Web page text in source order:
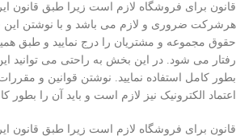
قانون برای فروشگاه لازم است زیرا طبق قانون
هرشرکت ضروری و لازم می باشد و با نوشتن این
حقوق مجموعه و مشتریان را درج نمایید و طبق همین
رفتار می شود. در این بخش به راحتی می توانید
بطور کامل استفاده نمایید. نوشتن قوانین و
اعتماد الکترونیک نیز لازم است و باید آن را بطور
قانون برای فروشگاه لازم است زیرا طبق قانون